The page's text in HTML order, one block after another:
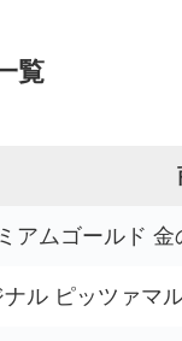
覧
アムゴールド 金
ル ピッツァマ